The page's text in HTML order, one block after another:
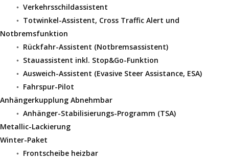
◦ Verkehrsschildassistent
◦ Totwinkel-Assistent, Cross Traffic Alert und
Notbremsfunktion
◦ Rückfahr-Assistent (Notbremsassistent)
◦ Stauassistent inkl. Stop&Go-Funktion
◦ Ausweich-Assistent (Evasive Steer Assistance, ESA)
◦ Fahrspur-Pilot
Anhängerkupplung Abnehmbar
◦ Anhänger-Stabilisierungs-Programm (TSA)
Metallic-Lackierung
Winter-Paket
◦ Frontscheibe heizbar